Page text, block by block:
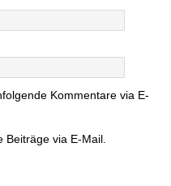
Kommentare via E-
Beiträge via E-Mail.